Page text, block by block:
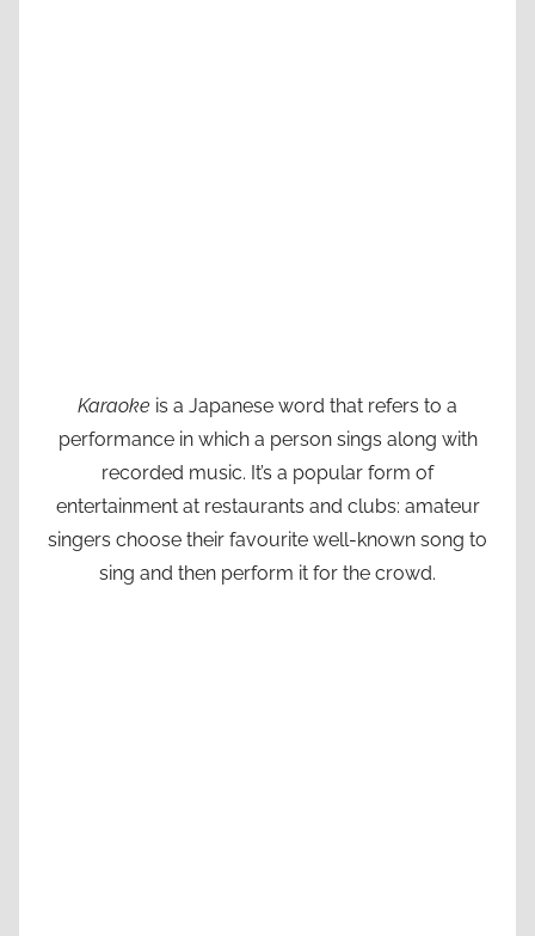
Karaoke is a Japanese word that refers to a
performance in which a person sings along with
recorded music. It’s a popular form of
entertainment at restaurants and clubs: amateur
singers choose their favourite well-known song to
sing and then perform it for the crowd.